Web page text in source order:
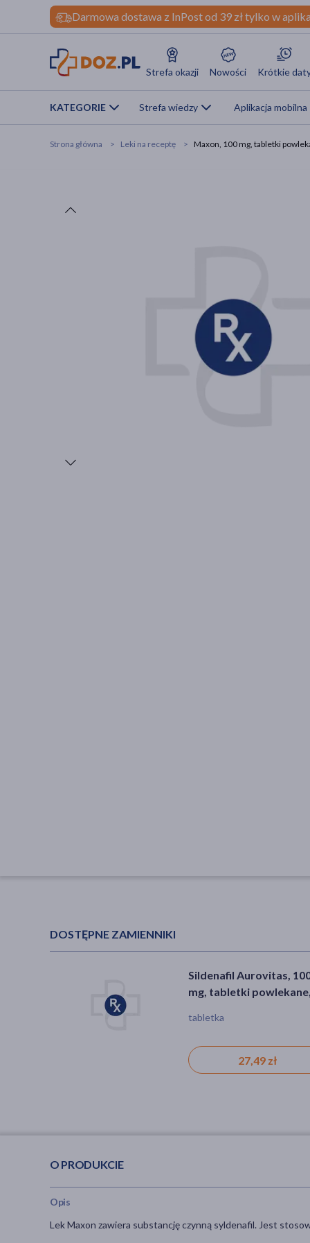
Darmowa dostawa z InPost od 39 zł tylko w
Strefa okazji Nowości Krótkie
KATEGORIE Strefa wiedzy Aplikacja mobilna
Strona główna Leki na receptę Maxon, 100 mg, tabletki
DOSTĘPNE ZAMIENNIKI
Sildenafil Aurovitas,
mg, tabletki powlekane,
tabletka
27,49 zł
O PRODUKCIE
Opis
Lek Maxon zawiera substancję czynną syldenafil. Jest